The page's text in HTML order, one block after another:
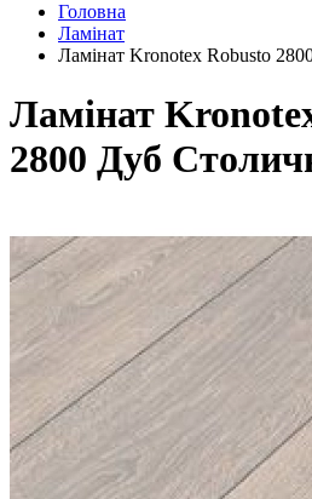
Головна
Ламінат
Ламінат Kronotex Robusto
Ламінат
2800 Дуб